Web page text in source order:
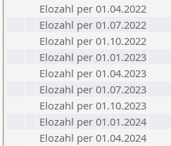
Elozahl per 01.04.2022
Elozahl per 01.07.2022
Elozahl per 01.10.2022
Elozahl per 01.01.2023
Elozahl per 01.04.2023
Elozahl per 01.07.2023
Elozahl per 01.10.2023
Elozahl per 01.01.2024
Elozahl per 01.04.2024